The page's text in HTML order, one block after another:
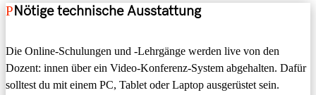
Nötige technische Ausstattung
Die Online-Schulungen und -Lehrgänge werden live von den
Dozent: innen über ein Video-Konferenz-System abgehalten. Dafür
solltest du mit einem PC, Tablet oder Laptop ausgerüstet sein.